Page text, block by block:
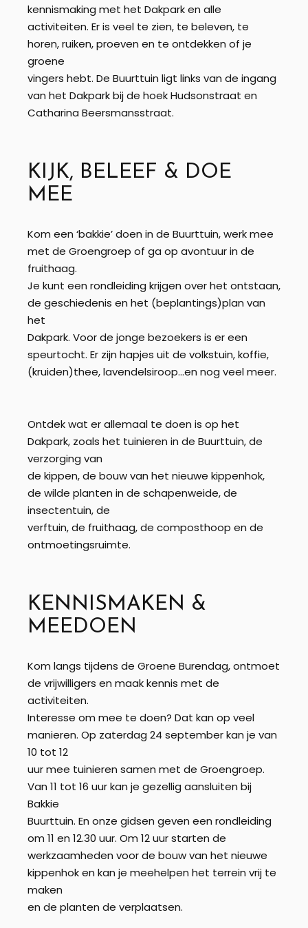
kennismaking met het Dakpark en alle
activiteiten. Er is veel te zien, te beleven, te
horen, ruiken, proeven en te ontdekken of je
groene
vingers hebt. De Buurttuin ligt links van de ingang
van het Dakpark bij de hoek Hudsonstraat en
Catharina Beersmansstraat.
KIJK, BELEEF & DOE
MEE
Kom een ‘bakkie’ doen in de Buurttuin, werk mee
met de Groengroep of ga op avontuur in de
fruithaag.
Je kunt een rondleiding krijgen over het ontstaan,
de geschiedenis en het (beplantings)plan van
het
Dakpark. Voor de jonge bezoekers is er een
speurtocht. Er zijn hapjes uit de volkstuin, koffie,
(kruiden)thee, lavendelsiroop…en nog veel meer.
Ontdek wat er allemaal te doen is op het
Dakpark, zoals het tuinieren in de Buurttuin, de
verzorging van
de kippen, de bouw van het nieuwe kippenhok,
de wilde planten in de schapenweide, de
insectentuin, de
verftuin, de fruithaag, de composthoop en de
ontmoetingsruimte.
KENNISMAKEN &
MEEDOEN
Kom langs tijdens de Groene Burendag, ontmoet
de vrijwilligers en maak kennis met de
activiteiten.
Interesse om mee te doen? Dat kan op veel
manieren. Op zaterdag 24 september kan je van
10 tot 12
uur mee tuinieren samen met de Groengroep.
Van 11 tot 16 uur kan je gezellig aansluiten bij
Bakkie
Buurttuin. En onze gidsen geven een rondleiding
om 11 en 12.30 uur. Om 12 uur starten de
werkzaamheden voor de bouw van het nieuwe
kippenhok en kan je meehelpen het terrein vrij te
maken
en de planten de verplaatsen.